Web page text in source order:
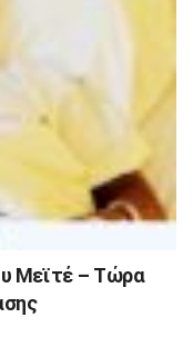
Μεϊτέ – Τώρα